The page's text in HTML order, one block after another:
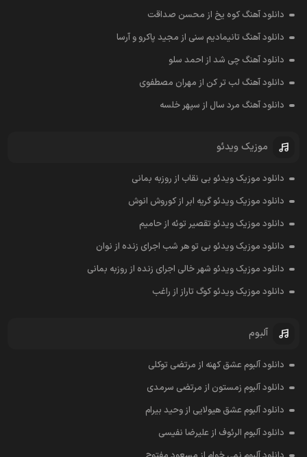
دانلود آهنگ کوه یخ از محسن صداقت
دانلود آهنگ تانیمادیم سنی از مجید پاکرو و آرسا
دانلود آهنگ چی شد از احمد سلو
دانلود آهنگ لب تر کن از مهران مصطفوی
دانلود آهنگ مرد سال از سپهر خلسه
موزیک ویدئو
دانلود موزیک ویدئو بی نقاب از روزبه بمانی
دانلود موزیک ویدئو گریه ابر از کوروش انوش
دانلود موزیک ویدئو تقصیر توئه از حامیم
دانلود موزیک ویدئو بی تو هر شب اجرای زنده از نوان
دانلود موزیک ویدئو شهر خالی اجرای زنده از روزبه بمانی
دانلود موزیک ویدئو کوگ تاراز از راغب
آلبوم
دانلود آلبوم عشق کهنه از مرتضی توکلی
دانلود آلبوم زمستون از مرتضی سرمدی
دانلود آلبوم عشق هیولایی از وحید بیرام
دانلود آلبوم الرئوف از علیرضا نفیسی